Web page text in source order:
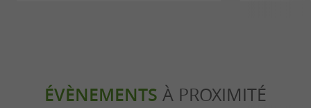
ÉVÈNEMENTS À PROXIMITÉ